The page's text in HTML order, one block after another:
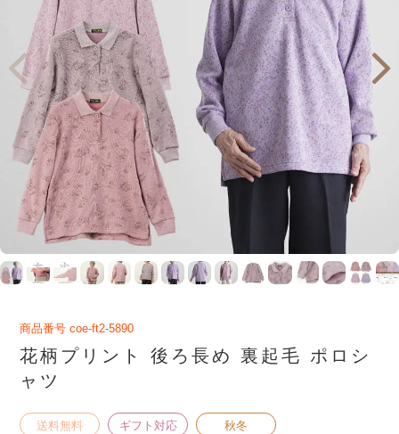
商品番号 coe-ft2-5890
花柄プリント 後ろ長め 裏起毛 ポロシ
ャツ
送料無料 ギフト対応 秋冬